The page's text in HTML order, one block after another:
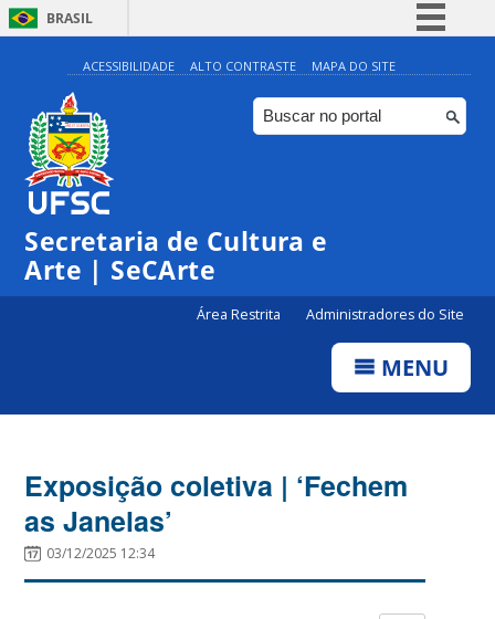
BRASIL
Simplifique!
Comunica BR
Participe
ACESSIBILIDADE ALTO CONTRASTE MAPA DO SITE
Secretaria de Cultura e
Arte | SeCArte
Área Restrita Administradores do Site
MENU
Exposição coletiva | ‘Fechem
as Janelas’
03/12/2025 12:34